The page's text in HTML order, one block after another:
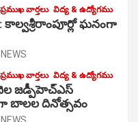
ప్రముఖ వార్తలు విద్య & ఉద్యోగము
కాల్వశ్రీరాంపూర్లో ఘనంగా
ప్రముఖ వార్తలు విద్య & ఉద్యోగము
జ‌డ్పీహెచ్ఎస్
బాలల దినోత్సవం